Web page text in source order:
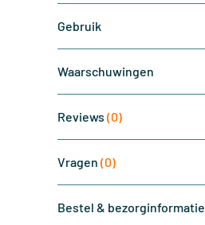
Gebruik
Waarschuwingen
Reviews (0)
Vragen (0)
Bestel & bezorginformatie